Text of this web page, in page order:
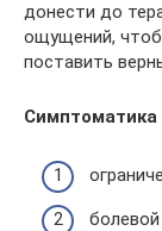
донести до
ощущений,
поставить
Симптоматика